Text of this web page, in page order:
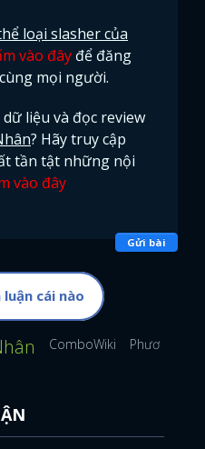
loại slasher của
vào đây để đăng
mọi người.
liệu và đọc review
? Hãy truy cập
tần tật những nội
vào đây
Gửi bài
cái nào
ComboWiki Phương Anh